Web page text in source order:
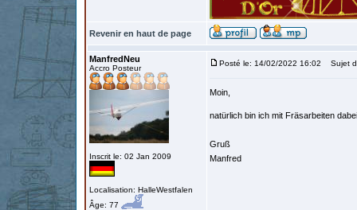
Revenir en haut de page
ManfredNeu
Accro Posteur
Inscrit le: 02 Jan 2009
Localisation: HalleWestfalen
Âge: 77
Posté le: 14/02/2022 16:02 Sujet
Moin,
natürlich bin ich mit Fräsarbeiten
Gruß
Manfred